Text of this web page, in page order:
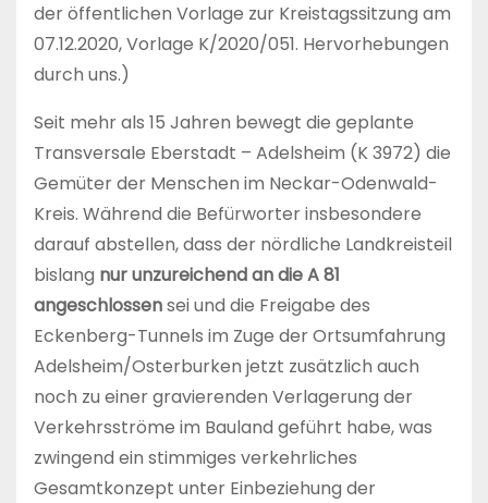
der öffentlichen Vorlage zur Kreistagssitzung am
07.12.2020, Vorlage K/2020/051. Hervorhebungen
durch uns.)
Seit mehr als 15 Jahren bewegt die geplante
Transversale Eberstadt – Adelsheim (K 3972) die
Gemüter der Menschen im Neckar-Odenwald-
Kreis. Während die Befürworter insbesondere
darauf abstellen, dass der nördliche Landkreisteil
bislang nur unzureichend an die A 81
angeschlossensei und die Freigabe des
Eckenberg-Tunnels im Zuge der Ortsumfahrung
Adelsheim/Osterburken jetzt zusätzlich auch
noch zu einer gravierenden Verlagerung der
Verkehrsströme im Bauland geführt habe, was
zwingend ein stimmiges verkehrliches
Gesamtkonzept unter Einbeziehung der